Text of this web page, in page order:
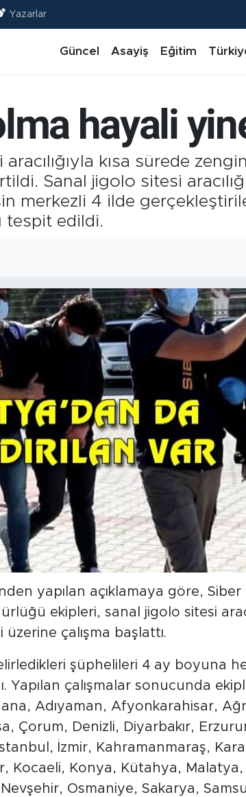
Yazarlar
Güncel Asayiş Eğitim
hayali
kısa sürede
Sanal jigolo sitesi
merkezli 4 ilde
tespit edildi.
yapılan açıklamaya göre, Siber
ekipleri, sanal jigolo sitesi
üzerine çalışma başlattı.
şüphelileri 4 ay boyuna
Yapılan çalışmalar sonucunda
Adıyaman, Afyonkarahisar,
Çorum, Denizli, Diyarbakır,
İzmir, Kahramanmaraş,
Kocaeli, Konya, Kütahya, Malatya,
Osmaniye, Sakarya,